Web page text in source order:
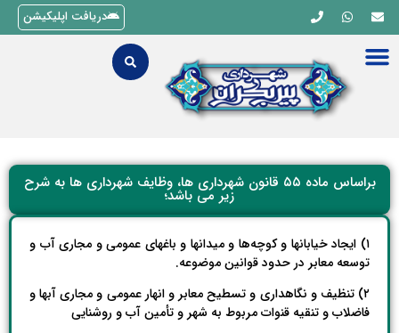
دریافت اپلیکیشن
براساس ماده ۵۵ قانون شهرداری ها، وظایف شهرداری ها به شرح
زیر می باشد؛
۱) ایجاد خیابانها و کوچه‌ها و میدانها و باغهای عمومی و مجاری آب و
توسعه معابر در حدود قوانین موضوعه.
۲) تنظیف و نگاهداری و تسطیح معابر و انهار عمومی و مجاری آبها و
فاضلاب ‌و تنقیه ‌قنوات ‌مربوط ‌به‌ شهر و تأمین آب و روشنایی